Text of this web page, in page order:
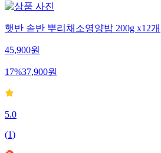
햇반 솥반 뿌리채소영양밥 200g x12개
45,900원
17%37,900원
5.0
(1)